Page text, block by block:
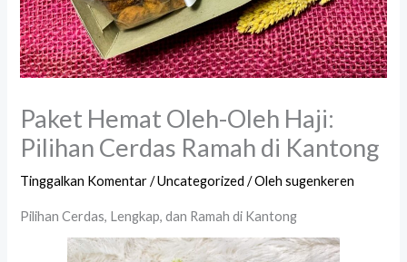
Paket Hemat Oleh-Oleh Haji:
Pilihan Cerdas Ramah di Kantong
Tinggalkan Komentar /Uncategorized / Olehsugenkeren
Pilihan Cerdas, Lengkap, dan Ramah di Kantong